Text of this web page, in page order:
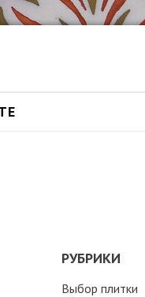
РУБРИКИ
Выбор плитки